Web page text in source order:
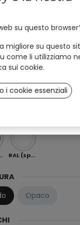
Mint Ocean
(speciale) RAL (speciale)
Opaco
Usersu questo
migliore su questo
come li utilizziamo
sui cookie.
i cookie essenziali